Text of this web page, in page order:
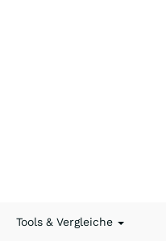
Tools & Vergleiche